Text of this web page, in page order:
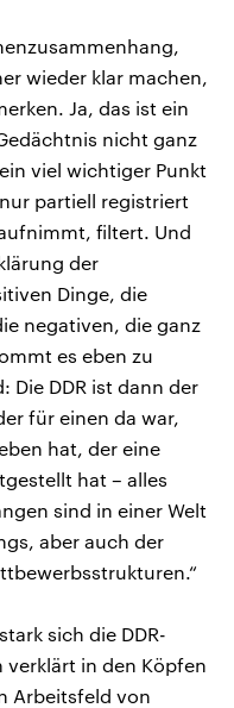
wieder klar machen,
Ja, das ist ein
nicht ganz
viel wichtiger Punkt
partiell registriert
filtert. Und
der
Dinge, die
negativen, die ganz
es eben zu
Die DDR ist dann der
für einen da war,
hat, der eine
hat – alles
sind in einer Welt
aber auch der
sich die DDR-
in den Köpfen
Arbeitsfeld von